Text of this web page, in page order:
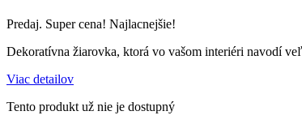
Predaj. Super cena! Najlacnejšie!
Dekoratívna žiarovka, ktorá vo vašom interiéri navodí
Viac detailov
Tento produkt už nie je dostupný